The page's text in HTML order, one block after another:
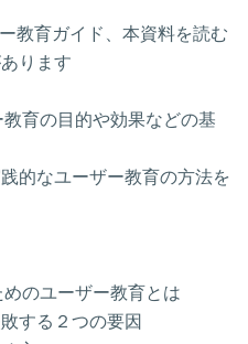
教育ガイド、本資料を読む
ります
育の目的や効果などの基
的なユーザー教育の方法を
のユーザー教育とは
する２つの要因